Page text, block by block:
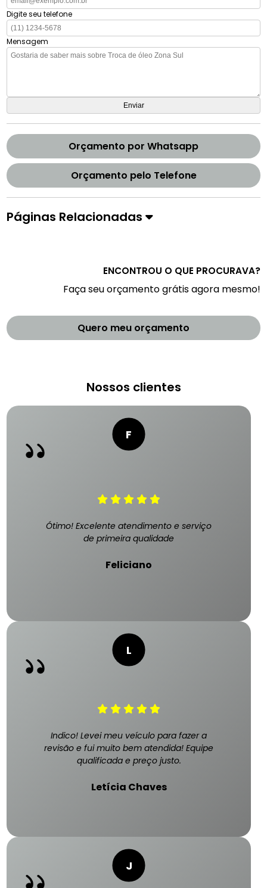
Digite seu telefone
Mensagem
Orçamento por Whatsapp
Orçamento pelo Telefone
Páginas Relacionadas
ENCONTROU O QUE PROCURAVA?
Faça seu orçamento grátis agora mesmo!
Quero meu orçamento
Nossos clientes
Ótimo! Excelente atendimento e serviço
de primeira qualidade
Feliciano
Indico! Levei meu veículo para fazer a
revisão e fui muito bem atendida! Equipe
qualificada e preço justo.
Letícia Chaves